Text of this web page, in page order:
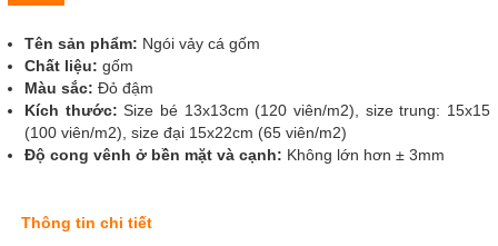
Tên sản phẩm: Ngói vảy cá gốm
Chất liệu: gốm
Màu sắc: Đỏ đậm
Kích thước:Size bé 13x13cm (120 viên/m2), size trung: 15x15
(100 viên/m2), size đại 15x22cm (65 viên/m2)
Độ cong vênh ở bền mặt và cạnh: Không lớn hơn ± 3mm
Thông tin chi tiết